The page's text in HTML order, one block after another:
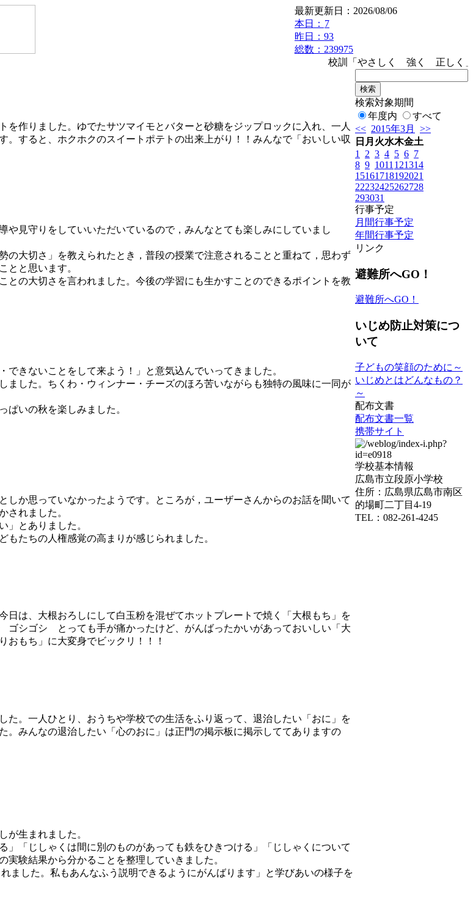
最新更新日：2026/08/06
本日： 7
昨日：93
総数：239975
校訓「やさしく 強く 正しく」
作りました。ゆでたサツマイモとバターと砂糖をジップロックに入れ、一人
すると、ホクホクのスイートポテトの出来上がり！！みんなで「おいしい収
見守りをしていいただいているので，みんなとても楽しみにしていまし
大切さ」を教えられたとき，普段の授業で注意されることと重ねて，思わず
とと思います。
の大切さを言われました。今後の学習にも生かすことのできるポイントを教
きないことをして来よう！」と意気込んでいってきました。
した。ちくわ・ウィンナー・チーズのほろ苦いながらも独特の風味に一同が
いの秋を楽しみました。
か思っていなかったようです。ところが，ユーザーさんからのお話を聞いて
されました。
」とありました。
たちの人権感覚の高まりが感じられました。
は、大根おろしにして白玉粉を混ぜてホットプレートで焼く「大根もち」を
シゴシ とっても手が痛かったけど、がんばったかいがあっておいしい「大
おもち」に大変身でビックリ！！！
。一人ひとり、おうちや学校での生活をふり返って、退治したい「おに」を
みんなの退治したい「心のおに」は正門の掲示板に掲示しててありますの
が生まれました。
」「じしゃくは間に別のものがあっても鉄をひきつける」「じしゃくについて
験結果から分かることを整理していきました。
ました。私もあんなふう説明できるようにがんばります」と学びあいの様子を
検索対象期間
年度内
すべて
<< 2015年3月
>>
日 月 火水木金土
1
2 3 4 5 6 7
8 9 1011 121314
15161718192021
22232425262728
293031
行事予定
月間行事予定
年間行事予定
リンク
避難所へGO！
避難所へGO！
いじめ防止対策につ
いて
子どもの笑顔のために～
いじめとはどんなもの？
～
配布文書
配布文書一覧
携帯サイト
学校基本情報
広島市立段原小学校
住所：広島県広島市南区
的場町二丁目4-19
TEL：082-261-4245